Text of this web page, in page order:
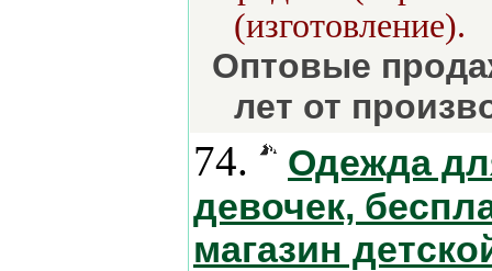
(изготовление).
Оптовые
лет от
74.
Одежда
девочек,
магазин